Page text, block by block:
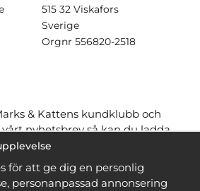
515 32 Viskafors
Sverige
Orgnr 556820-2518
& Kattens kundklubb och
nyhetsbrev så kan du ladda
gratisoch få många
till mönstret. Du ser vilka som
när du är inloggad
för att ge dig en personlig
personanpassad annonsering